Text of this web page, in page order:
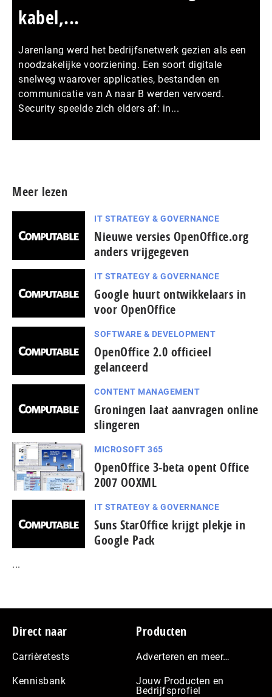
kabel,...
Jarenlang werd het bedrijfsnetwerk gezien als een
noodzakelijke voorziening. Een soort digitale
snelweg waarover applicaties, bestanden en
communicatie van A naar B werden vervoerd.
Security speelde zich elders af: in...
Meer lezen
IT STRATEGY & GOVERNANCE
Nieuwe versies OpenOffice.org
anders vrijgegeven
IT STRATEGY & GOVERNANCE
Google huurt ontwikkelaars in
voor OpenOffice
SOFTWARE & DEVELOPMENT
OpenOffice 2.0 officieel
gelanceerd
CONTENT MANAGEMENT
Groningen laat aanvragen online
slingeren
MICROSOFT 365
OpenOffice 3-beta opent Office
2007 OOXML
IT STRATEGY & GOVERNANCE
Suns StarOffice krijgt plekje in
Google Pack
...
Footer
Direct naar
Carrièretests
Kennisbank
Producten
Adverteren en meer…
Jouw Producten en
Bedrijfsprofiel